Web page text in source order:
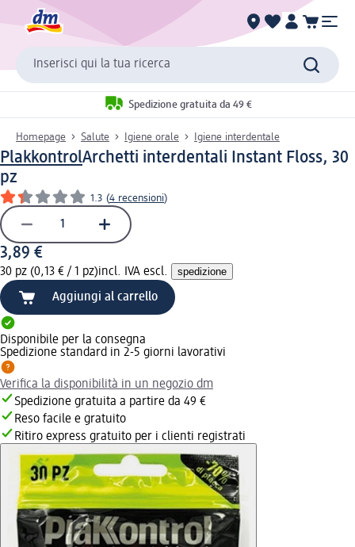
Inserisci qui la tua ricerca
Spedizione gratuita da 49 €
Homepage Salute Igiene orale Igiene interdentale
PlakkontrolArchetti interdentali Instant Floss, 30
pz
1.3 (4 recensioni)
3,89 €
30 pz (0,13 € / 1 pz)incl. IVA escl. spedizione
Aggiungi al carrello
Disponibile per la consegna
Spedizione standard in 2-5 giorni lavorativi
Verifica la disponibilità in un negozio dm
Spedizione gratuita a partire da 49 €
Reso facile e gratuito
Ritiro express gratuito per i clienti registrati